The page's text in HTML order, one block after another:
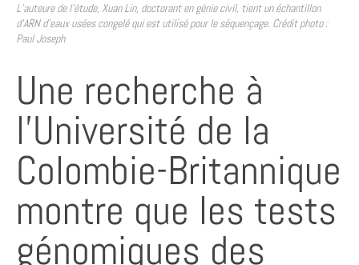
L’auteure de l’étude, Xuan Lin, doctorant en génie civil, tient un échantillon
d’ARN d’eaux usées congelé qui est utilisé pour le séquençage. Crédit photo :
Paul Joseph
Une recherche à
l’Université de la
Colombie-Britannique
montre que les tests
génomiques des